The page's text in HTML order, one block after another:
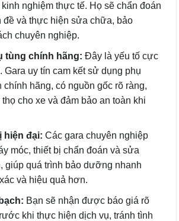
nghiệm thực tế. Họ sẽ chẩn đoán
đề và thực hiện sửa chữa, bảo
chuyên nghiệp.
tùng chính hãng: Đây là yếu tố cực
Gara uy tín cam kết sử dụng phụ
chính hãng, có nguồn gốc rõ ràng,
cho xe và đảm bảo an toàn khi
hiện đại: Các gara chuyên nghiệp
móc, thiết bị chẩn đoán và sửa
giúp quá trình bảo dưỡng nhanh
và hiệu quả hơn.
Bạn sẽ nhận được báo giá rõ
khi thực hiện dịch vụ, tránh tình